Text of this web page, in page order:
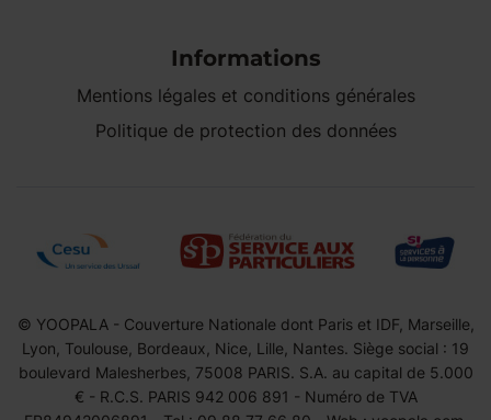
Informations
Mentions légales et conditions générales
Politique de protection des données
© YOOPALA - Couverture Nationale dont Paris et IDF, Marseille,
Lyon, Toulouse, Bordeaux, Nice, Lille, Nantes. Siège social : 19
boulevard Malesherbes, 75008 PARIS. S.A. au capital de 5.000
€ - R.C.S. PARIS 942 006 891 - Numéro de TVA